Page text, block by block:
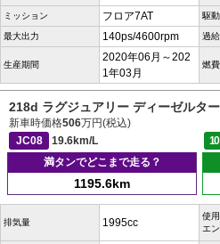
ミッション フロア7AT 駆
最大出力 140ps/4600rpm 過
生産期間
2020年06月～202
1年03月
燃
218d ラグジュアリー ディーゼルタ
新車時価格506万円(税込)
JC08
19.6km/L
満タンでどこまで走る？
1195.6km
排気量 1995cc
使
エ